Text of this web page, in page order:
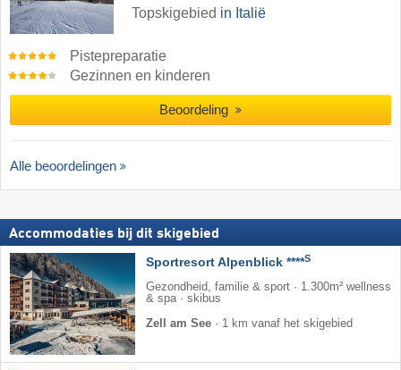
Topskigebied in Italië
Pistepreparatie
Gezinnen en kinderen
Beoordeling
Alle beoordelingen
Accommodaties bij dit skigebied
Sportresort Alpenblick ****S
Gezondheid, familie & sport · 1.300m² wellness
& spa · skibus
Zell am See · 1 km vanaf het skigebied